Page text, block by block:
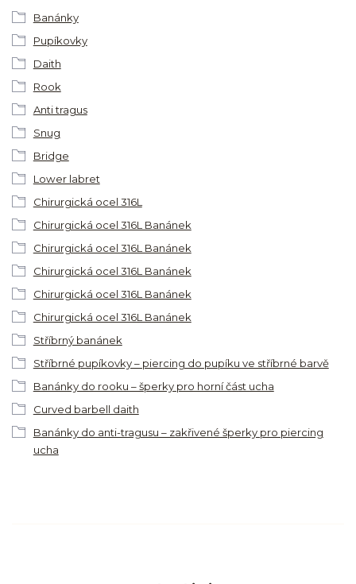
Banánky
Pupíkovky
Daith
Rook
Anti tragus
Snug
Bridge
Lower labret
Chirurgická ocel 316L
Chirurgická ocel 316L Banánek
Chirurgická ocel 316L Banánek
Chirurgická ocel 316L Banánek
Chirurgická ocel 316L Banánek
Chirurgická ocel 316L Banánek
Stříbrný banánek
Stříbrné pupíkovky – piercing do pupíku ve stříbrné barvě
Banánky do rooku – šperky pro horní část ucha
Curved barbell daith
Banánky do anti-tragusu – zakřivené šperky pro piercing
ucha